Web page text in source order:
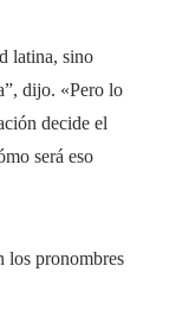
latina, sino
dijo. «Pero lo
decide el
será eso
los pronombres